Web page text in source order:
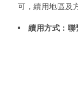
可，續用地區及
續用方式：聯